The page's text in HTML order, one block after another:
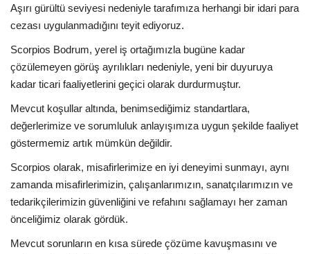
Aşırı gürültü seviyesi nedeniyle tarafımıza herhangi bir idari para
cezası uygulanmadığını teyit ediyoruz.
Scorpios Bodrum, yerel iş ortağımızla bugüne kadar
çözülemeyen görüş ayrılıkları nedeniyle, yeni bir duyuruya
kadar ticari faaliyetlerini geçici olarak durdurmuştur.
Mevcut koşullar altında, benimsediğimiz standartlara,
değerlerimize ve sorumluluk anlayışımıza uygun şekilde faaliyet
göstermemiz artık mümkün değildir.
Scorpios olarak, misafirlerimize en iyi deneyimi sunmayı, aynı
zamanda misafirlerimizin, çalışanlarımızın, sanatçılarımızın ve
tedarikçilerimizin güvenliğini ve refahını sağlamayı her zaman
önceliğimiz olarak gördük.
Mevcut sorunların en kısa sürede çözüme kavuşmasını ve